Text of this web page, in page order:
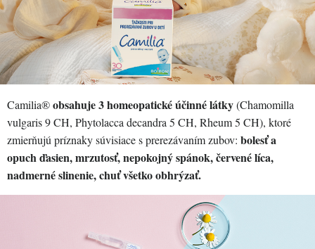
Camilia®obsahuje 3 homeopatické účinné látky(Chamomilla
vulgaris 9 CH, Phytolacca decandra 5 CH, Rheum 5 CH), ktoré
zmierňujú príznaky súvisiace s prerezávaním zubov: bolesť a
opuch ďasien, mrzutosť, nepokojný spánok, červené líca,
nadmerné slinenie, chuť všetko obhrýzať.